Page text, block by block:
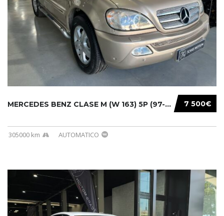
7 500€
MERCEDES BENZ CLASE M (W 163) 5P (97-05) 200...
305000 km AUTOMATICO